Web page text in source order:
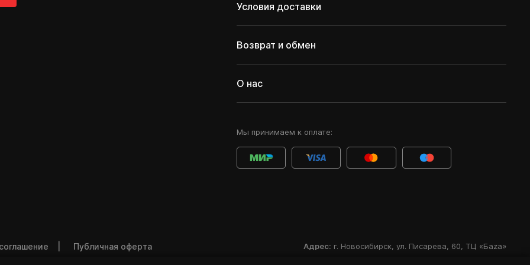
Условия доставки
Возврат и обмен
О нас
Мы принимаем к оплате:
Публичная оферта Адрес: г. Новосибирск, ул. Писарева, 60, ТЦ «Баzа»